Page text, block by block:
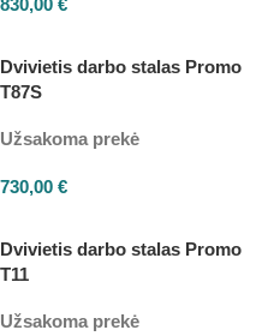
Dvivietis darbo stalas Promo
T87S
Užsakoma prekė
730,00 €
Dvivietis darbo stalas Promo
T11
Užsakoma prekė